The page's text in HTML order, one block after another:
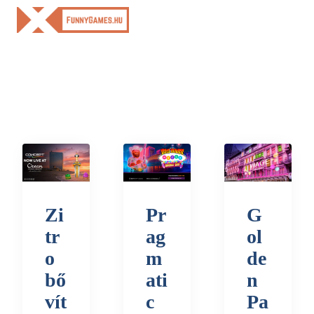
Skip
Zi
tr
o
bő
vít
Pr
ag
m
ati
c
G
ol
de
n
Pa